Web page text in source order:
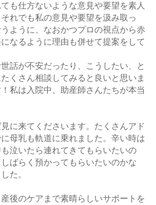
も仕方ないような意見や要望を素人
れでも私の意見や要望を汲み取っ
ように、なおかつプロの視点から赤
なるように理由も併せて提案をして
話が不安だったり、こうしたい、と
くさん相談してみると良いと思いま
私は入院中、助産師さんたちが本当
に来てくださいます。たくさんアド
母乳も軌道に乗れました。辛い時は
泣いたら連れてきてもらいたいの
ばらく預かってもらいたいのかな
た。
後のケアまで素晴らしいサポートを